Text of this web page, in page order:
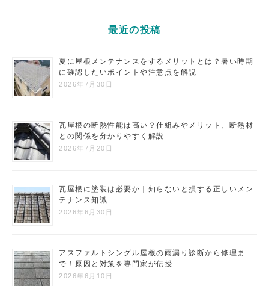
最近の投稿
夏に屋根メンテナンスをするメリットとは？暑い時期
に確認したいポイントや注意点を解説
2026年7月30日
瓦屋根の断熱性能は高い？仕組みやメリット、断熱材
との関係を分かりやすく解説
2026年7月20日
瓦屋根に塗装は必要か｜知らないと損する正しいメン
テナンス知識
2026年6月30日
アスファルトシングル屋根の雨漏り診断から修理ま
で！原因と対策を専門家が伝授
2026年6月10日